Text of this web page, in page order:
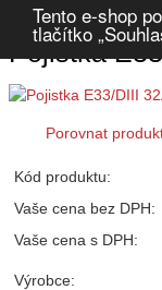
Tento e-shop
tlačítko
Úvod Jištění a
Pojistka
Porovnat
Kód produktu:
Vaše cena bez DPH:
Vaše cena s DPH:
Výrobce: